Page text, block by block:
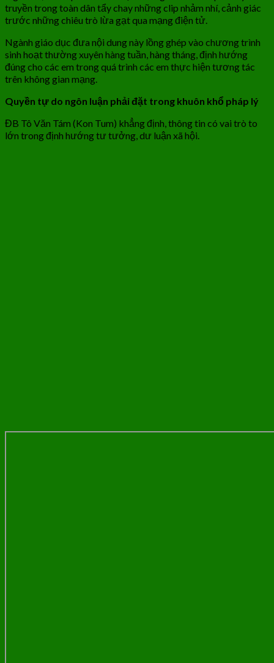
truyền trong toàn dân tẩy chay những clip nhảm nhí, cảnh giác
trước những chiêu trò lừa gạt qua mạng điện tử.
Ngành giáo dục đưa nội dung này lồng ghép vào chương trình
sinh hoạt thường xuyên hàng tuần, hàng tháng, định hướng
đúng cho các em trong quá trình các em thực hiện tương tác
trên không gian mạng.
Quyền tự do ngôn luận phải đặt trong khuôn khổ pháp lý
ĐB Tô Văn Tám (Kon Tum) khẳng định, thông tin có vai trò to
lớn trong định hướng tư tưởng, dư luận xã hội.